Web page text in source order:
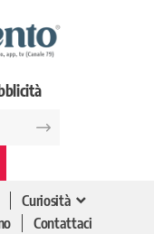
Curiosità
Contattaci